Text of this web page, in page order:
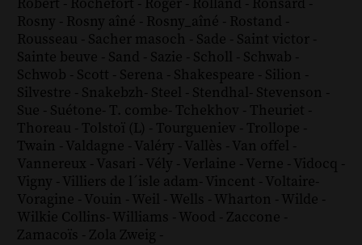
Robert - Rochefort - Roger - Rolland - Ronsard -
Rosny - Rosny aîné - Rosny_aîné - Rostand -
Rousseau - Sacher masoch - Sade - Saint victor -
Sainte beuve - Sand - Sazie - Scholl - Schwab -
Schwob - Scott - Serena - Shakespeare - Silion -
Silvestre - Snakebzh- Steel - Stendhal- Stevenson -
Sue - Suétone- T. combe- Tchekhov - Theuriet -
Thoreau - Tolstoï (L) - Tourgueniev - Trollope -
Twain - Valdagne - Valéry - Vallès - Van offel -
Vannereux - Vasari - Vély - Verlaine - Verne - Vidocq -
Vigny - Villiers de l´isle adam- Vincent - Voltaire-
Voragine - Vouin - Weil - Wells - Wharton - Wilde -
Wilkie Collins- Williams - Wood - Zaccone -
Zamacoïs - Zola Zweig -